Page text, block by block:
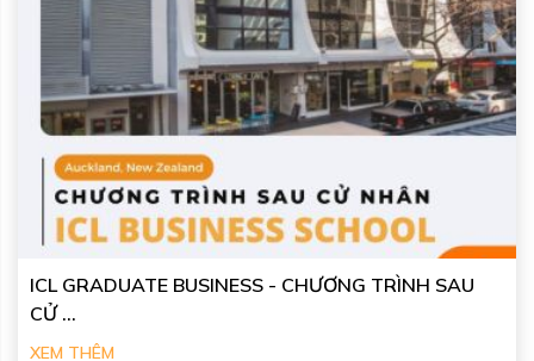
ICL GRADUATE BUSINESS - CHƯƠNG TRÌNH SAU
CỬ ...
XEM THÊM